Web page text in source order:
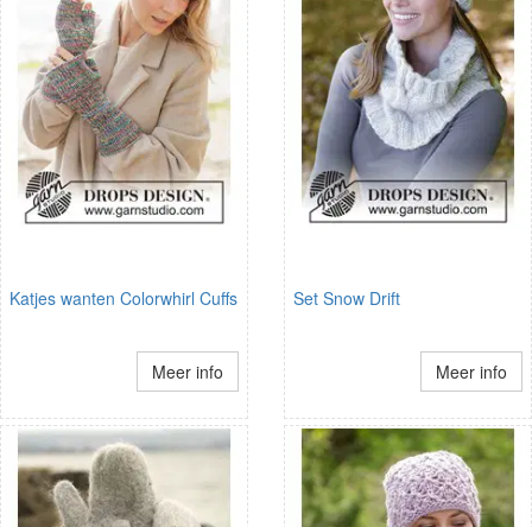
Katjes wanten Colorwhirl Cuffs
Meer info
Set Snow Drift
Meer info